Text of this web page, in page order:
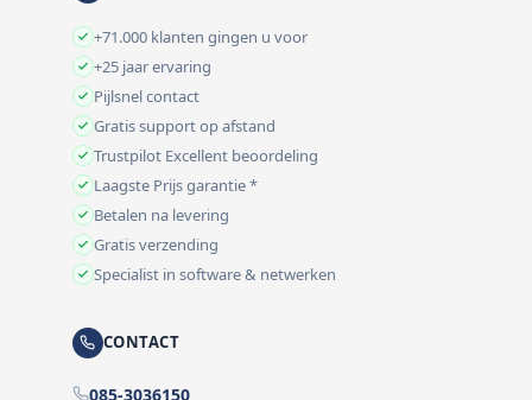
+71.000 klanten gingen u voor
+25 jaar ervaring
Pijlsnel contact
Gratis support op afstand
Trustpilot Excellent beoordeling
Laagste Prijs garantie *
Betalen na levering
Gratis verzending
Specialist in software & netwerken
CONTACT
085-3036150